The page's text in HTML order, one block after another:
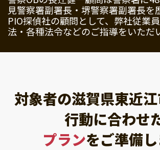
見警察署副署長・堺警察署副署長を
PIO探偵社の顧問として、弊社従業
法・各種法令などのご指導をいただ
対象者の滋賀県東近
行動に合わせ
プランをご準備